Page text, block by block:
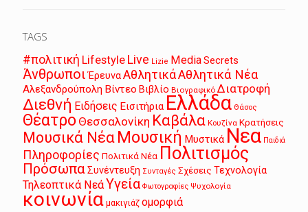
TAGS
#πολιτική Lifestyle Live Lizie MediaSecrets
Άνθρωποι ΈρευναΑθλητικάΑθλητικά Νέα
Αλεξανδρούπολη Βίντεο Βιβλίο Βιογραφικό Διατροφή
Διεθνή Ειδήσεις Εισιτήρια Ελλάδα Θάσος
Θέατρο Θεσσαλονίκη Καβάλα Κουζίνα Κρατήσεις
Μουσικά Νέα Μουσική Μυστικά Νεα Παιδιά
Πληροφορίες Πολιτικά Νέα Πολιτισμός
ΠρόσωπαΣυνέντευξη Συνταγές Σχέσεις Τεχνολογία
Τηλεοπτικά ΝεάΥγεία Φωτογραφίες Ψυχολογία
κοινωνία μακιγιάζ ομορφιά